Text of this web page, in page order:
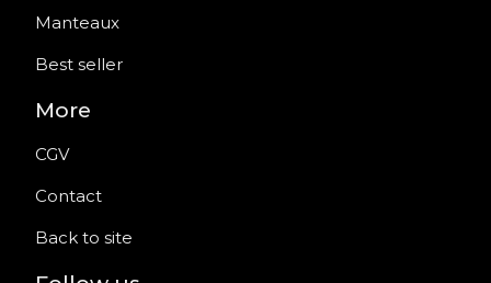
Manteaux
Best seller
More
CGV
Contact
Back to site